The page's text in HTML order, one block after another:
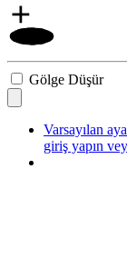
Gölge Düşür
Varsayılan
giriş yapın